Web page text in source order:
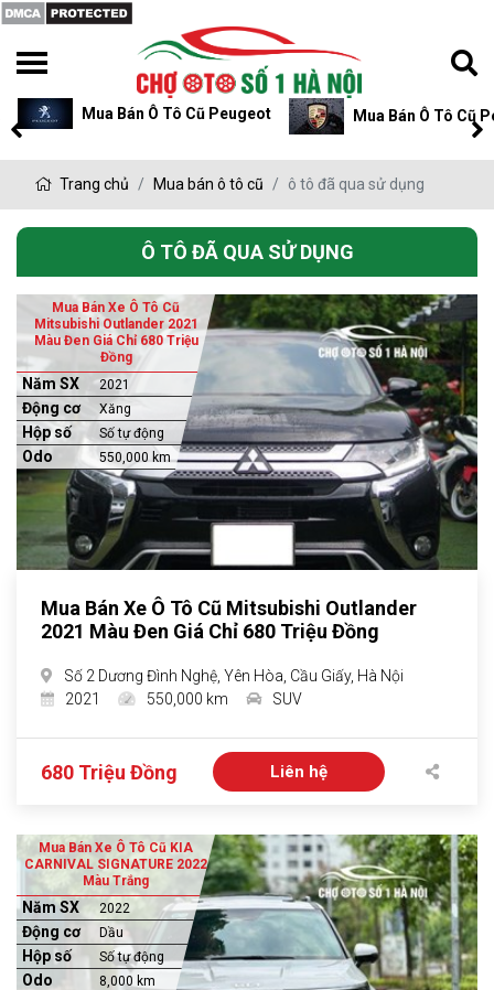
Mua Bán Ô Tô Cũ Peugeot Mua Bán Ô Tô Cũ
Trang chủ Mua bán ô tô cũ ô tô đã qua sử dụng
Ô TÔ ĐÃ QUA SỬ DỤNG
Mua Bán Xe Ô Tô Cũ
Mitsubishi Outlander 2021
Màu Đen Giá Chỉ 680 Triệu
Đồng
Năm SX 2021
Động cơ Xăng
Hộp số Số tự động
Odo 550,000 km
Mua Bán Xe Ô Tô Cũ Mitsubishi Outlander
2021 Màu Đen Giá Chỉ 680 Triệu Đồng
Số 2 Dương Đình Nghệ, Yên Hòa, Cầu Giấy, Hà Nội
2021
550,000 km SUV
680 Triệu Đồng Liên hệ
Mua Bán Xe Ô Tô Cũ KIA
CARNIVAL SIGNATURE 2022
Màu Trắng
Năm SX 2022
Động cơ Dầu
Hộp số Số tự động
Odo 8,000 km